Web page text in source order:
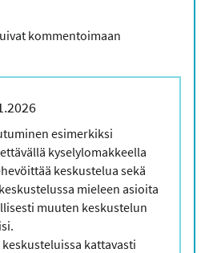
kommentoimaan
esimerkiksi
kyselylomakkeella
keskustelua sekä
mieleen asioita
muuten keskustelun
kattavasti